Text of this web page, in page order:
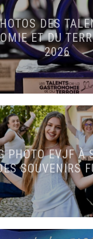
DES
ET DU
2026
PHOTO EVJF À
SOUVENIRS